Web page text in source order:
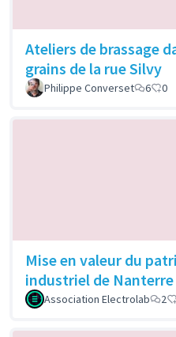
Ateliers de brassage
grains de la rue Silvy
Philippe Converset 6 0
Mise en valeur du
industriel de Nanterre
Association Electrolab 2